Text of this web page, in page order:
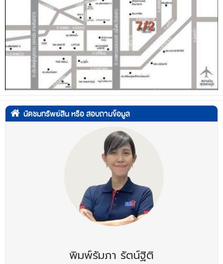
นัดชมทรัพย์สิน หรือ สอบถามข้อมูล
พิมพ์รัมภา รัตน์ฐิติ